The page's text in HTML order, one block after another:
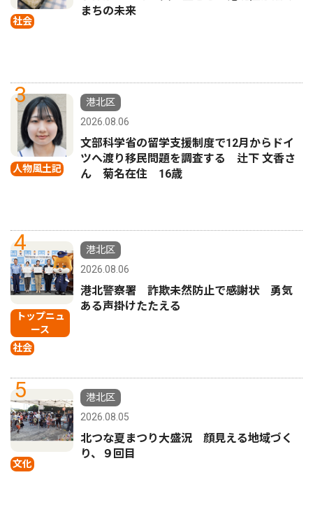
社会
まちの未来
3
人物風土記
港北区
2026.08.06
文部科学省の留学支援制度で12月からドイ
ツへ渡り移民問題を調査する 辻下 文香さ
ん 菊名在住 16歳
4
トップニュ
ース
社会
港北区
2026.08.06
港北警察署 詐欺未然防止で感謝状 勇気
ある声掛けたたえる
5
文化
港北区
2026.08.05
北つな夏まつり大盛況 顔見える地域づく
り、９回目